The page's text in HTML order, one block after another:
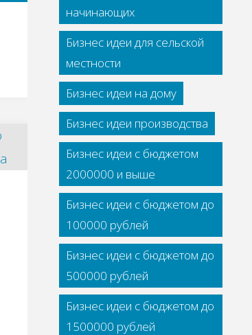
начинающих
Бизнес идеи для сельской
местности
Бизнес идеи на дому
Бизнес идеи производства
Бизнес идеи с бюджетом
2000000 и выше
Бизнес идеи с бюджетом до
100000 рублей
Бизнес идеи с бюджетом до
500000 рублей
Бизнес идеи с бюджетом до
1500000 рублей